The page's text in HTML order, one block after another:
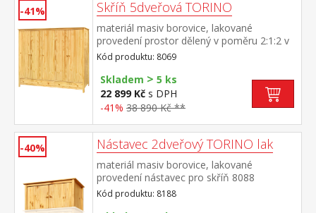
-41% Skříň 5dveřová TORINO
materiál masiv borovice, lakované
provedení prostor dělený v poměru 2:1:2 v
levé a pravé širší části šatní tyč a police na
klobouky ve střední úzké části 3 police ve
spodní části 3 zásuvky s kovovými
pojezdy doporučený nástavec 8169
Kód produktu: 8069
Skladem > 5 ks
22 899 Kč s DPH
-41% 38 890 Kč **
-40% Nástavec 2dveřový TORINO lak
materiál masiv borovice, lakované
provedení nástavec pro skříň 8088
Kód produktu: 8188